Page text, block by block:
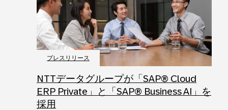
プレスリリース
NTTデータグループが「SAP® Cloud
ERP Private」と「SAP® Business AI」を
採用